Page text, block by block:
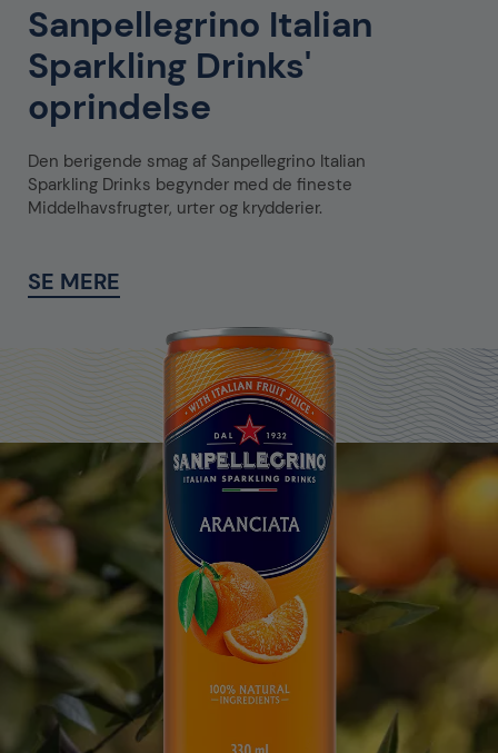
Sanpellegrino Italian
Sparkling Drinks'
oprindelse
Den berigende smag af Sanpellegrino Italian
Sparkling Drinks begynder med de fineste
Middelhavsfrugter, urter og krydderier.
SE MERE